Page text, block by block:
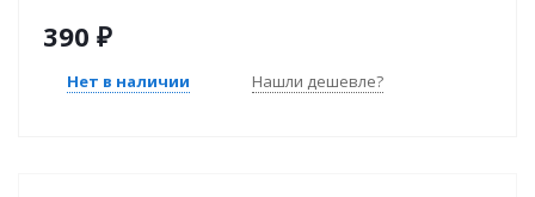
390 ₽
Нет в наличии Нашли дешевле?